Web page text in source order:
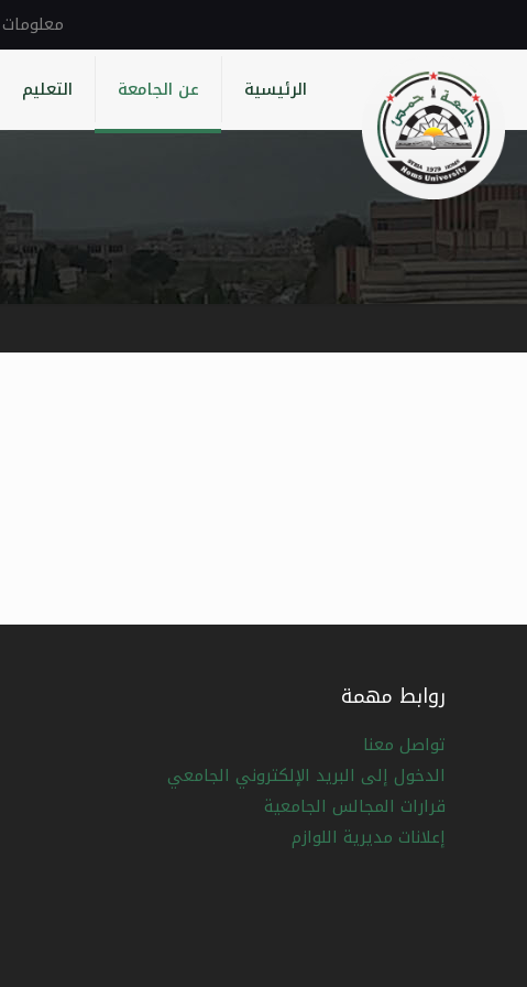
الرئيسية عن الجامعة التعليم
روابط مهمة
تواصل معنا
الدخول إلى البريد الإلكتروني الجامعي
قرارات المجالس الجامعية
إعلانات مديرية اللوازم